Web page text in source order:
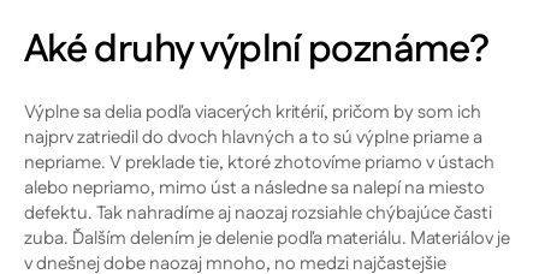
Aké druhy výplní poznáme?
Výplne sa delia podľa viacerých kritérií, pričom by som ich
najprv zatriedil do dvoch hlavných a to sú výplne priame a
nepriame. V preklade tie, ktoré zhotovíme priamo v ústach
alebo nepriamo, mimo úst a následne sa nalepí na miesto
defektu. Tak nahradíme aj naozaj rozsiahle chýbajúce časti
zuba. Ďalším delením je delenie podľa materiálu. Materiálov je
v dnešnej dobe naozaj mnoho, no medzi najčastejšie